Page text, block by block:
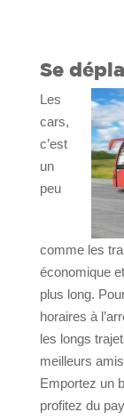
Se
Les
cars,
c’est
un
peu
comme les
économique
plus long.
horaires à
les longs
meilleurs
Emportez un
profitez du